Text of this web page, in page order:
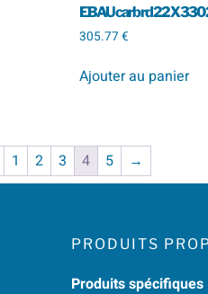
EBAU carb rd 22 X 330
305.77€
Ajouter au panier
1 2 3 4 5 →
PRODUITS
Produits spécifiques